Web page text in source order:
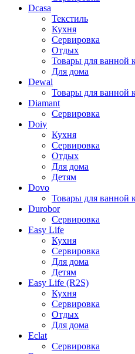
Dcasa
Текстиль
Кухня
Сервировка
Отдых
Товары для ванной
Для дома
Dewal
Товары для ванной
Diamant
Сервировка
Doiy
Кухня
Сервировка
Отдых
Для дома
Детям
Dovo
Товары для ванной
Durobor
Сервировка
Easy Life
Кухня
Сервировка
Для дома
Детям
Easy Life (R2S)
Кухня
Сервировка
Отдых
Для дома
Eclat
Сервировка